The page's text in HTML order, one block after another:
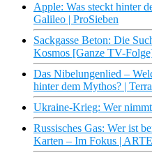
Apple: Was steckt hinter
Galileo | ProSieben
Sackgasse Beton: Die
Kosmos [Ganze TV-
Das Nibelungenlied –
hinter dem Mythos? |
Ukraine-Krieg: Wer
Russisches Gas: Wer ist
Karten – Im Fokus | ARTE